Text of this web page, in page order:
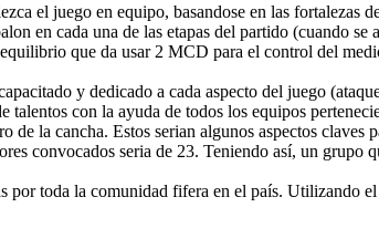
el juego en equipo, basandose en las fortalezas
en cada una de las etapas del partido (cuando
que da usar 2 MCD para el control del
y dedicado a cada aspecto del juego
con la ayuda de todos los equipos
la cancha. Estos serian algunos aspectos
convocados seria de 23. Teniendo así, un grupo
toda la comunidad fifera en el país. Utilizando